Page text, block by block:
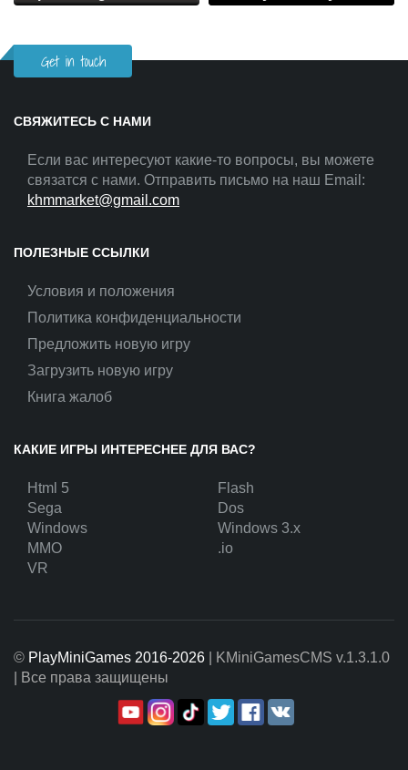
Get in touch
СВЯЖИТЕСЬ С НАМИ
Если вас интересуют какие-то вопросы, вы можете
связатся с нами. Отправить письмо на наш Email:
khmmarket@gmail.com
ПОЛЕЗНЫЕ ССЫЛКИ
Условия и положения
Политика конфиденциальности
Предложить новую игру
Загрузить новую игру
Книга жалоб
КАКИЕ ИГРЫ ИНТЕРЕСНЕЕ ДЛЯ ВАС?
Html 5
Flash
Sega
Dos
Windows
Windows 3.x
MMO
.io
VR
© PlayMiniGames 2016-2026 | KMiniGamesCMS v.1.3.1.0
| Все права защищены